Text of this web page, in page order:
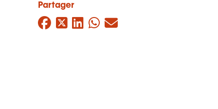
Partager
Facebook
Twitter
LinkedIn
WhatsApp
Mail